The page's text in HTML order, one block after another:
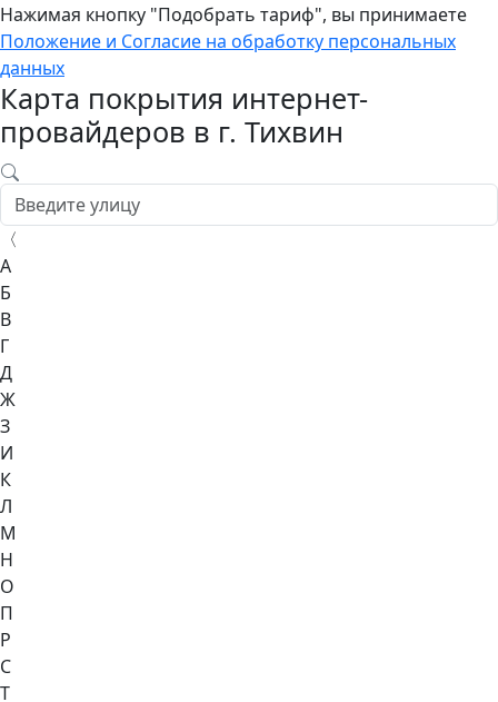
Нажимая кнопку "Подобрать тариф", вы принимаете
Положение и Согласие на обработку персональных
данных
Карта покрытия интернет-
провайдеров в г. Тихвин
〈
А
Б
В
Г
Д
Ж
З
И
К
Л
М
Н
О
П
Р
С
Т